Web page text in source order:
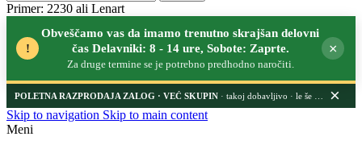
Primer: 2230 ali Lenart
!
Obveščamo vas da imamo trenutno skrajšan delovni
čas Delavniki: 8 - 14 ure, Sobote: Zaprte.
Za druge termine se je potrebno predhodno naročiti.
×
POLETNA RAZPRODAJA ZALOG · takoj dobavljivo · le še nekaj dni ×
Skip to navigation Skip to main content
Meni